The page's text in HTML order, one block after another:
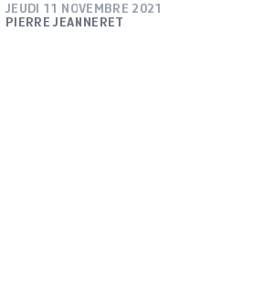
JEUDI 11 NOVEMBRE 2021
PIERRE JEANNERET